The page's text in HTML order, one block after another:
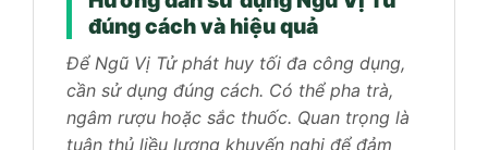
đúng cách và hiệu quả
Để Ngũ Vị Tử phát huy tối đa công dụng,
cần sử dụng đúng cách. Có thể pha trà,
ngâm rượu hoặc sắc thuốc. Quan trọng là
tuân thủ liều lượng khuyến nghị để đảm